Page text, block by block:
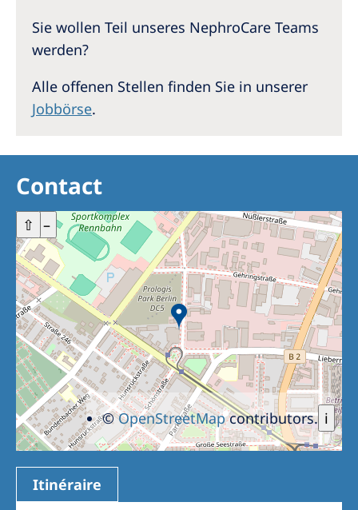
Sie wollen Teil unseres NephroCare Teams
werden?
Alle offenen Stellen finden Sie in unserer
Jobbörse.
Contact
+ –
⇧
i
©OpenStreetMapcontributors.
Itinéraire